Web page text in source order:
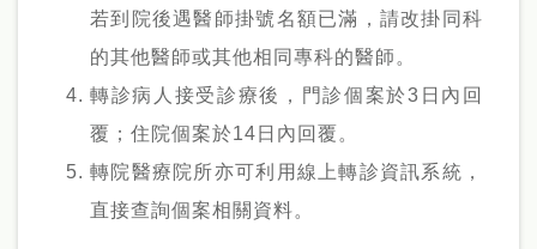
若到院後遇醫師掛號名額已滿，請改掛同科
的其他醫師或其他相同專科的醫師。
轉診病人接受診療後，門診個案於3日內回
覆；住院個案於14日內回覆。
轉院醫療院所亦可利用線上轉診資訊系統，
直接查詢個案相關資料。